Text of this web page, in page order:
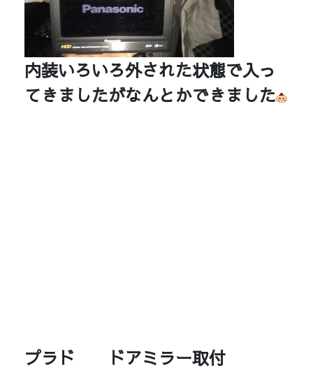
内装いろいろ外された状態で入っ
てきましたがなんとかできました
プラド ドアミラー取付